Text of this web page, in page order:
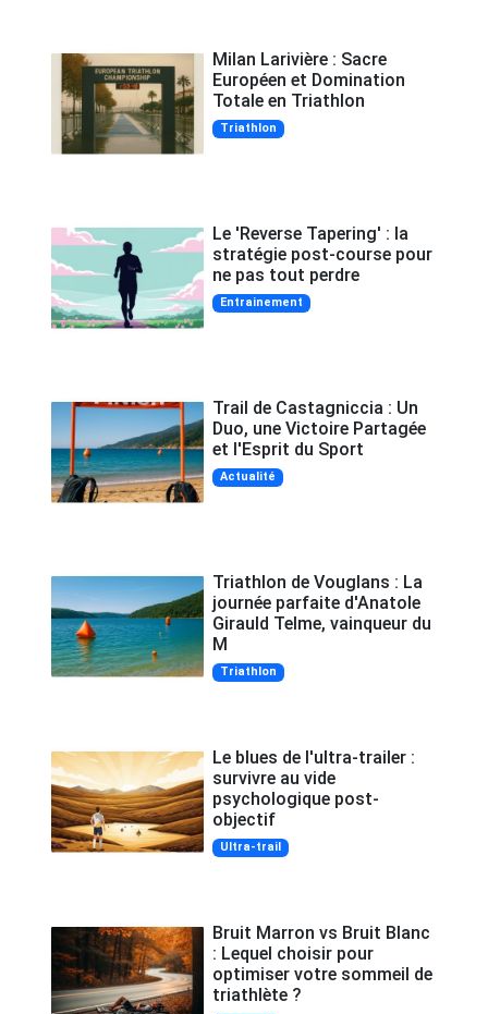
Milan Larivière : Sacre
Européen et Domination
Totale en Triathlon
Triathlon
Le 'Reverse Tapering' : la
stratégie post-course pour
ne pas tout perdre
Entrainement
Trail de Castagniccia : Un
Duo, une Victoire Partagée
et l'Esprit du Sport
Actualité
Triathlon de Vouglans : La
journée parfaite d'Anatole
Girauld Telme, vainqueur du
M
Triathlon
Le blues de l'ultra-trailer :
survivre au vide
psychologique post-
objectif
Ultra-trail
Bruit Marron vs Bruit Blanc
: Lequel choisir pour
optimiser votre sommeil de
triathlète ?